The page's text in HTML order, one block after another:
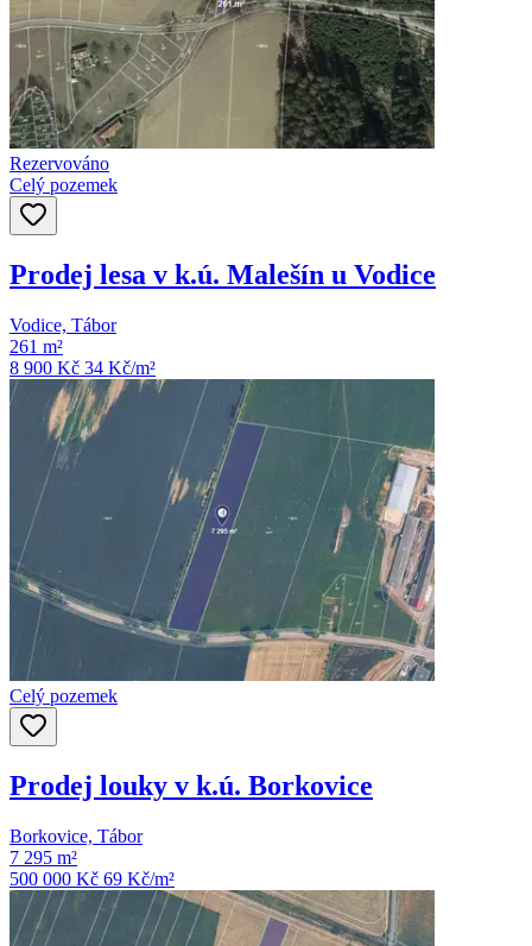
Rezervováno
Celý pozemek
Prodej lesa v k.ú. Malešín u Vodice
Vodice, Tábor
261 m²
8 900 Kč 34 Kč/m²
Celý pozemek
Prodej louky v k.ú. Borkovice
Borkovice, Tábor
7 295 m²
500 000 Kč 69 Kč/m²